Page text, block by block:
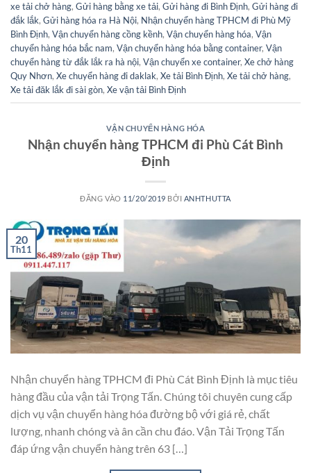
xe tải chở hàng, Gửi hàng bằng xe tải, Gửi hàng đi Bình Định, Gửi hàng đi
đắk lắk, Gửi hàng hóa ra Hà Nội, Nhận chuyển hàng TPHCM đi Phù Mỹ
Bình Định, Vận chuyển hàng cồng kềnh, Vận chuyển hàng hóa, Vận
chuyển hàng hóa bắc nam, Vận chuyển hàng hóa bằng container, Vận
chuyển hàng từ đắk lắk ra hà nội, Vận chuyển xe container, Xe chở hàng
Quy Nhơn, Xe chuyển hàng đi daklak, Xe tải Bình Định, Xe tải chở hàng,
Xe tải đăk lắk đi sài gòn, Xe vận tải Bình Định
VẬN CHUYỂN HÀNG HÓA
Nhận chuyển hàng TPHCM đi Phù Cát Bình
Định
ĐĂNG VÀO 11/20/2019 BỞI ANHTHUTTA
20
Th11
Nhận chuyển hàng TPHCM đi Phù Cát Bình Định là mục tiêu
hàng đầu của vận tải Trọng Tấn. Chúng tôi chuyên cung cấp
dịch vụ vận chuyển hàng hóa đường bộ với giá rẻ, chất
lượng, nhanh chóng và ân cần chu đáo. Vận Tải Trọng Tấn
đáp ứng vận chuyển hàng trên 63 […]